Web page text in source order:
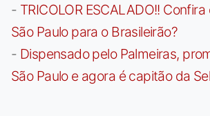
- TRICOLOR ESCALADO!!
São Paulo para o Brasileirão?
- Dispensado pelo Palmeiras,
São Paulo e agora é capitão da